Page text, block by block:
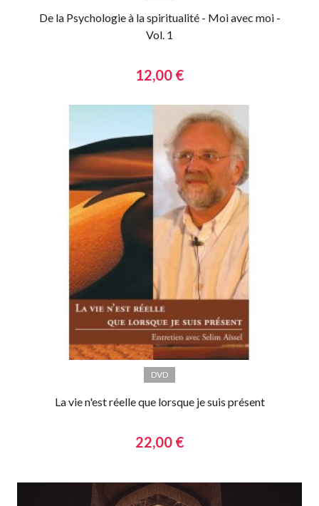
De la Psychologie à la spiritualité - Moi avec moi -
Vol. 1
12,00 €
DVD
La vie n'est réelle que lorsque je suis présent
22,00 €